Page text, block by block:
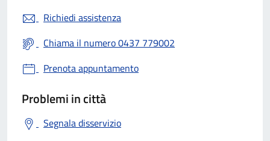
Richiedi assistenza
Chiama il numero 0437 779002
Prenota appuntamento
Problemi in città
Segnala disservizio